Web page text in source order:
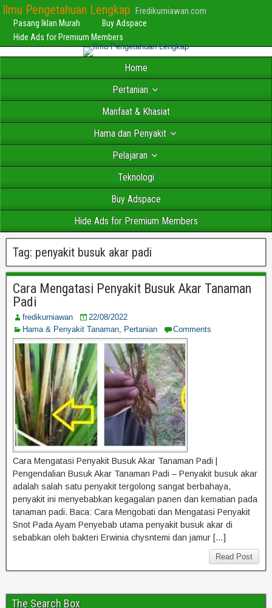
Ilmu Pengetahuan Lengkap Fredikurniawan.com
Pasang Iklan Murah
Buy Adspace
Hide Ads for Premium Members
Home
Pertanian
Manfaat & Khasiat
Hama dan Penyakit
Pelajaran
Teknologi
Buy Adspace
Hide Ads for Premium Members
Tag: penyakit busuk akar padi
Cara Mengatasi Penyakit Busuk Akar Tanaman
Padi
fredikurniawan
22/08/2022
Hama & Penyakit Tanaman, Pertanian Comments
Cara Mengatasi Penyakit Busuk Akar Tanaman Padi |
Pengendalian Busuk Akar Tanaman Padi – Penyakit busuk akar
adalah salah satu penyakit tergolong sangat berbahaya,
penyakit ini menyebabkan kegagalan panen dan kematian pada
tanaman padi. Baca: Cara Mengobati dan Mengatasi Penyakit
Snot Pada Ayam Penyebab utama penyakit busuk akar di
sebabkan oleh bakteri Erwinia chysntemi dan jamur […]
Read Post
The Search Box